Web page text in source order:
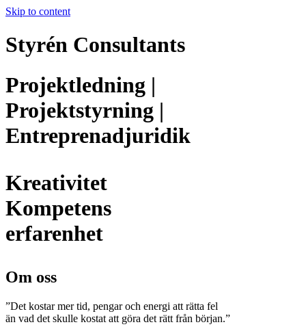
Skip to content
Styrén Consultants
Projektledning |
Projektstyrning |
Entreprenadjuridik
Kreativitet
Kompetens
erfarenhet
Om oss
”Det kostar mer tid, pengar och energi att rätta fel
än vad det skulle kostat att göra det rätt från början.”